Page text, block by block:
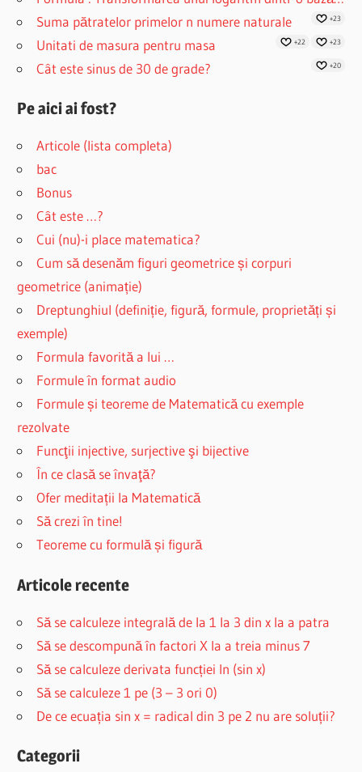
+23
Suma pătratelor primelor n numere naturale
+23
Unitati de masura pentru masa +22
Cât este sinus de 30 de grade? +20
Pe aici ai fost?
Articole (lista completa)
bac
Bonus
Cât este …?
Cui (nu)-i place matematica?
Cum să desenăm figuri geometrice și corpuri
geometrice (animație)
Dreptunghiul (definiție, figură, formule, proprietăți și
exemple)
Formula favorită a lui …
Formule în format audio
Formule și teoreme de Matematică cu exemple
rezolvate
Funcţii injective, surjective şi bijective
În ce clasă se învaţă?
Ofer meditații la Matematică
Să crezi în tine!
Teoreme cu formulă și figură
Articole recente
Să se calculeze integrală de la 1 la 3 din x la a patra
Să se descompună în factori X la a treia minus 7
Să se calculeze derivata funcției ln (sin x)
Să se calculeze 1 pe (3 – 3 ori 0)
De ce ecuația sin x = radical din 3 pe 2 nu are soluții?
Categorii